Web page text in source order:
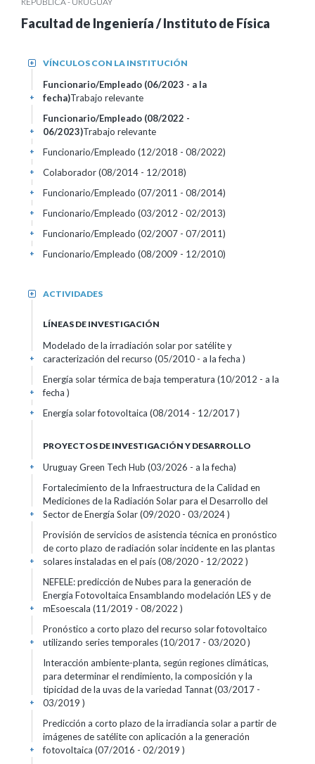
Facultad de Ingeniería / Instituto de Física
VÍNCULOS CON LA INSTITUCIÓN
+
Funcionario/Empleado (06/2023 - a la
fecha)Trabajo relevante
+
Funcionario/Empleado (08/2022 -
06/2023)Trabajo relevante
+
Funcionario/Empleado (12/2018 - 08/2022)
+
Colaborador (08/2014 - 12/2018)
+
Funcionario/Empleado (07/2011 - 08/2014)
+
Funcionario/Empleado (03/2012 - 02/2013)
+
Funcionario/Empleado (02/2007 - 07/2011)
+
Funcionario/Empleado (08/2009 - 12/2010)
+
ACTIVIDADES
+
LÍNEAS DE INVESTIGACIÓN
Modelado de la irradiación solar por satélite y
caracterización del recurso (05/2010 - a la fecha )
+
Energía solar térmica de baja temperatura (10/2012 - a la
fecha )
+
Energía solar fotovoltaica (08/2014 - 12/2017 )
+
PROYECTOS DE INVESTIGACIÓN Y DESARROLLO
Uruguay Green Tech Hub (03/2026 - a la fecha)
+
Fortalecimiento de la Infraestructura de la Calidad en
Mediciones de la Radiación Solar para el Desarrollo del
Sector de Energía Solar (09/2020 - 03/2024 )
+
Provisión de servicios de asistencia técnica en pronóstico
de corto plazo de radiación solar incidente en las plantas
solares instaladas en el país (08/2020 - 12/2022 )
+
NEFELE: predicción de Nubes para la generación de
Energía Fotovoltaica Ensamblando modelación LES y de
mEsoescala (11/2019 - 08/2022 )
+
Pronóstico a corto plazo del recurso solar fotovoltaico
utilizando series temporales (10/2017 - 03/2020 )
+
Interacción ambiente-planta, según regiones climáticas,
para determinar el rendimiento, la composición y la
tipicidad de la uvas de la variedad Tannat (03/2017 -
03/2019 )
+
Predicción a corto plazo de la irradiancia solar a partir de
imágenes de satélite con aplicación a la generación
fotovoltaica (07/2016 - 02/2019 )
+